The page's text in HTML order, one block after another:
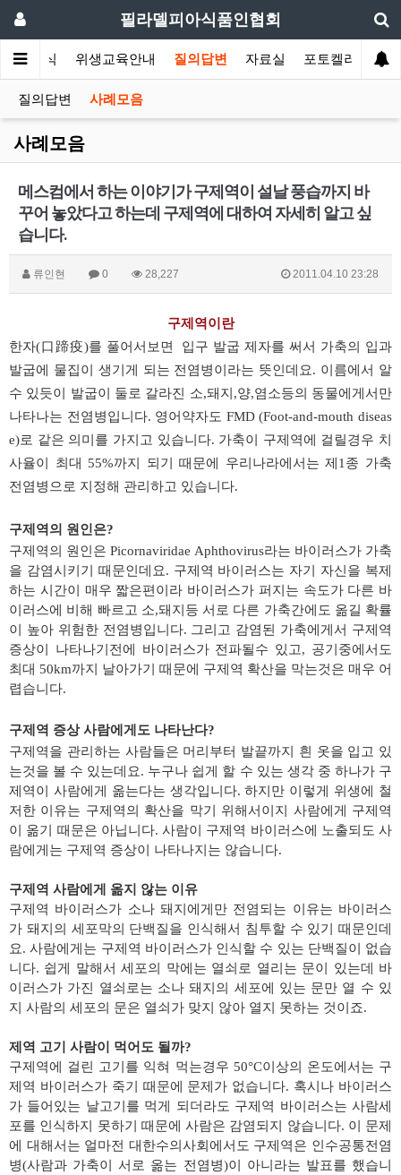
필라델피아식품인협회
협회소식 위생교육안내 질의답변 자료실 포토켈러리
질의답변 사례모음
사례모음
메스컴에서 하는 이야기가 구제역이 설날 풍습까지 바
꾸어 놓았다고 하는데 구제역에 대하여 자세히 알고 싶
습니다.
류인현 0 28,227 2011.04.10 23:28
구제역이란
한자(口蹄疫)를 풀어서보면 입구 발굽 제자를 써서 가축의 입과
발굽에 물집이 생기게 되는 전염병이라는 뜻인데요. 이름에서 알
수 있듯이 발굽이 둘로 갈라진 소,돼지,양,염소등의 동물에게서만
나타나는 전염병입니다. 영어약자도 FMD (Foot-and-mouth diseas
e)로 같은 의미를 가지고 있습니다. 가축이 구제역에 걸릴경우 치
사율이 최대 55%까지 되기 때문에 우리나라에서는 제1종 가축
전염병으로 지정해 관리하고 있습니다.
구제역의 원인은?
구제역의 원인은 Picornaviridae Aphthovirus라는 바이러스가 가축
을 감염시키기 때문인데요. 구제역 바이러스는 자기 자신을 복제
하는 시간이 매우 짧은편이라 바이러스가 퍼지는 속도가 다른 바
이러스에 비해 빠르고 소,돼지등 서로 다른 가축간에도 옮길 확률
이 높아 위험한 전염병입니다. 그리고 감염된 가축에게서 구제역
증상이 나타나기전에 바이러스가 전파될수 있고, 공기중에서도
최대 50km까지 날아가기 때문에 구제역 확산을 막는것은 매우 어
렵습니다.
구제역 증상 사람에게도 나타난다?
구제역을 관리하는 사람들은 머리부터 발끝까지 흰 옷을 입고 있
는것을 볼 수 있는데요. 누구나 쉽게 할 수 있는 생각 중 하나가 구
제역이 사람에게 옮는다는 생각입니다. 하지만 이렇게 위생에 철
저한 이유는 구제역의 확산을 막기 위해서이지 사람에게 구제역
이 옮기 때문은 아닙니다. 사람이 구제역 바이러스에 노출되도 사
람에게는 구제역 증상이 나타나지는 않습니다.
구제역 사람에게 옮지 않는 이유
구제역 바이러스가 소나 돼지에게만 전염되는 이유는 바이러스
가 돼지의 세포막의 단백질을 인식해서 침투할 수 있기 때문인데
요. 사람에게는 구제역 바이러스가 인식할 수 있는 단백질이 없습
니다. 쉽게 말해서 세포의 막에는 열쇠로 열리는 문이 있는데 바
이러스가 가진 열쇠로는 소나 돼지의 세포에 있는 문만 열 수 있
지 사람의 세포의 문은 열쇠가 맞지 않아 열지 못하는 것이죠.
제역 고기 사람이 먹어도 될까?
구제역에 걸린 고기를 익혀 먹는경우 50°C이상의 온도에서는 구
제역 바이러스가 죽기 때문에 문제가 없습니다. 혹시나 바이러스
가 들어있는 날고기를 먹게 되더라도 구제역 바이러스는 사람세
포를 인식하지 못하기 때문에 사람은 감염되지 않습니다. 이 문제
에 대해서는 얼마전 대한수의사회에서도 구제역은 인수공통전염
병(사람과 가축이 서로 옮는 전염병)이 아니라는 발표를 했습니